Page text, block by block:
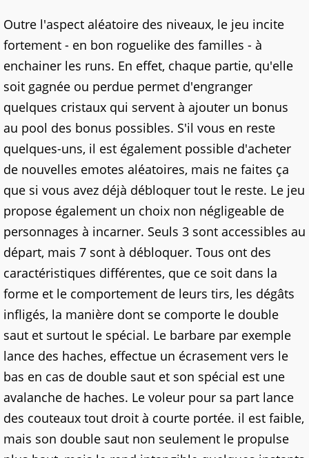
Outre l'aspect aléatoire des niveaux, le jeu incite
fortement - en bon roguelike des familles - à
enchainer les runs. En effet, chaque partie, qu'elle
soit gagnée ou perdue permet d'engranger
quelques cristaux qui servent à ajouter un bonus
au pool des bonus possibles. S'il vous en reste
quelques-uns, il est également possible d'acheter
de nouvelles emotes aléatoires, mais ne faites ça
que si vous avez déjà débloquer tout le reste. Le jeu
propose également un choix non négligeable de
personnages à incarner. Seuls 3 sont accessibles au
départ, mais 7 sont à débloquer. Tous ont des
caractéristiques différentes, que ce soit dans la
forme et le comportement de leurs tirs, les dégâts
infligés, la manière dont se comporte le double
saut et surtout le spécial. Le barbare par exemple
lance des haches, effectue un écrasement vers le
bas en cas de double saut et son spécial est une
avalanche de haches. Le voleur pour sa part lance
des couteaux tout droit à courte portée. il est faible,
mais son double saut non seulement le propulse